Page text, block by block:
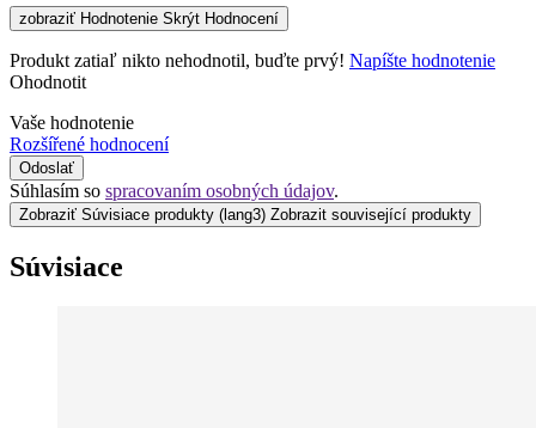
zobraziť Hodnotenie Skrýt Hodnocení
Produkt zatiaľ nikto nehodnotil, buďte prvý! Napíšte hodnotenie
Ohodnotit
Vaše hodnotenie
Rozšířené hodnocení
Odoslať
Súhlasím so spracovaním osobných údajov.
Zobraziť Súvisiace produkty (lang3) Zobrazit související produkty
Súvisiace